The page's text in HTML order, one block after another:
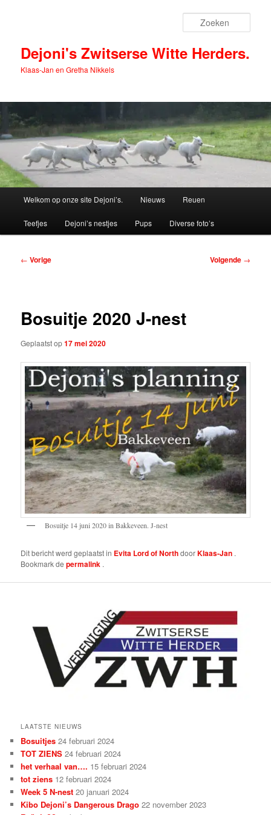
inhoudDejoni's Zwitserse Witte Herders.
Klaas-Jan en Gretha Nikkels
Welkom op onze site Dejoni’s. Nieuws Reuen
Teefjes Dejoni’s nestjes Pups Diverse foto’s
Bericht
← Vorige Volgende →
Bosuitje 2020 J-nest
Geplaatst op17 mei 2020
Bosuitje 14 juni 2020 in Bakkeveen. J-nest
Dit bericht werd geplaatst in Evita Lord of NorthdoorKlaas-Jan .
Bookmark depermalink .
LAATSTE NIEUWS
Bosuitjes 24 februari 2024
TOT ZIENS 24 februari 2024
het verhaal van…. 15 februari 2024
tot ziens 12 februari 2024
Week 5 N-nest 20 januari 2024
Kibo Dejoni’s Dangerous Drago 22 november 2023